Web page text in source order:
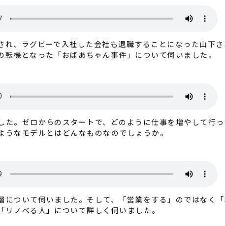
れ、ラグビーで入社した会社も退職することになった山下
機となった「おばあちゃん事件」について伺いました。
た。ゼロからのスタートで、どのように仕事を増やして行
なモデルとはどんなものなのでしょうか。
について伺いました。そして、「営業をする」のではなく
ノべる人」について詳しく伺いました。